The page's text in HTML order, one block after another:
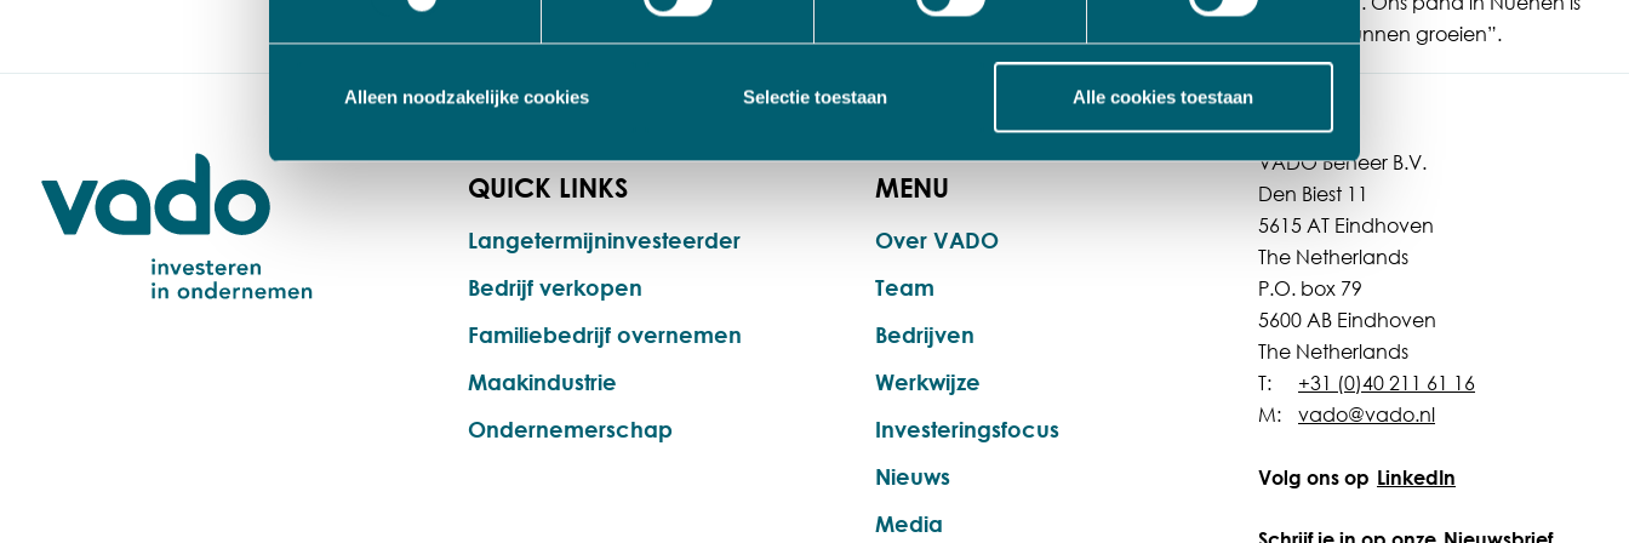
Alleen noodzakelijke cookies Selectie toestaan Alle cookies toestaan
recent uitgebreid en samen met ANVIL hebben we alle mogelijkheden om hier gezond verder te kunnen groeien”.
QUICK LINKS
Langetermijninvesteerder
Bedrijf verkopen
Familiebedrijf overnemen
Maakindustrie
Ondernemerschap
MENU
Over VADO
Team
Bedrijven
Werkwijze
Investeringsfocus
Nieuws
Media
VADO Beheer B.V.
Den Biest 11
5615 AT Eindhoven
The Netherlands
P.O. box 79
5600 AB Eindhoven
The Netherlands
T: +31 (0)40 211 61 16
M: vado@vado.nl
Volg ons op LinkedIn